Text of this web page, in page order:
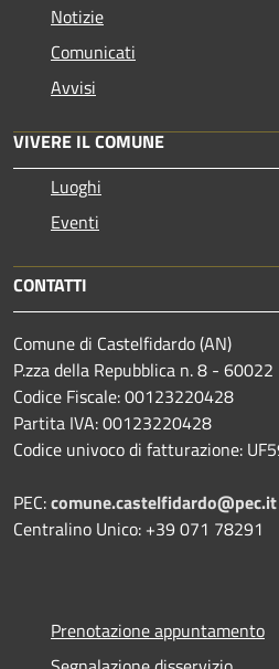
Notizie
Comunicati
Avvisi
VIVERE IL COMUNE
Luoghi
Eventi
CONTATTI
Comune di Castelfidardo (AN)
P.zza della Repubblica n. 8 - 60022
Codice Fiscale: 00123220428
Partita IVA: 00123220428
Codice univoco di fatturazione:
PEC:comune.castelfidardo@pec.it
Centralino Unico: +39 071 78291
Prenotazione appuntamento